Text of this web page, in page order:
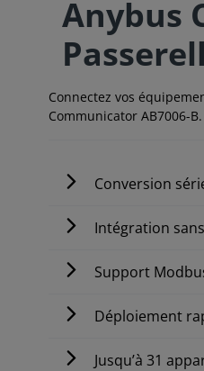
Anybus
Connectez vos
Communicator AB7006-B.
Conversion
Intégration
Support
Déploiement
Jusqu’à 31